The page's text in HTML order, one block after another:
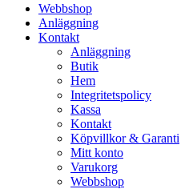
Webbshop
Anläggning
Kontakt
Anläggning
Butik
Hem
Integritetspolicy
Kassa
Kontakt
Köpvillkor & Garanti
Mitt konto
Varukorg
Webbshop